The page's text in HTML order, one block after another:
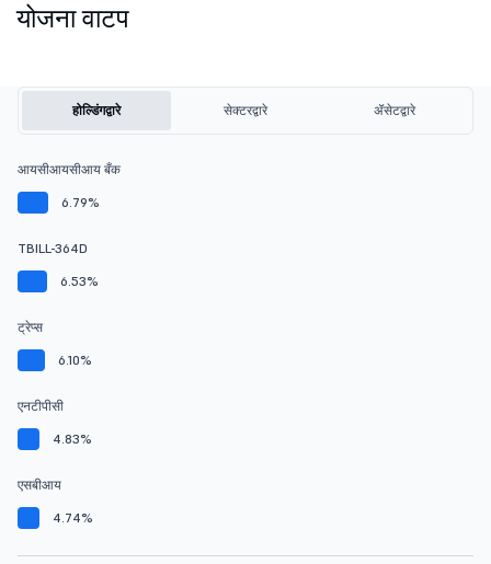
योजना वाटप
होल्डिंगद्वारे सेक्टरद्वारे ॲसेटद्वारे
आयसीआयसीआय बँक
6.79%
TBILL-364D
6.53%
ट्रेप्स
6.10%
एनटीपीसी
4.83%
एसबीआय
4.74%